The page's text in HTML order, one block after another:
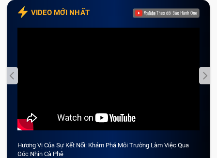
VIDEO MỚI NHẤT
Hương Vị Của Sự Kết Nối: Khám Phá Môi Trường Làm Việc Qua
Góc Nhìn Cà Phê